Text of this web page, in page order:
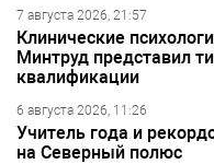
7 августа 2026, 21:57
Клинические
Минтруд представил
квалификации
6 августа 2026, 11:26
Учитель года и
на Северный полюс